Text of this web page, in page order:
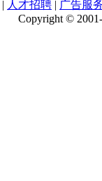
| 人才招聘 | 广告服
Copyright ©